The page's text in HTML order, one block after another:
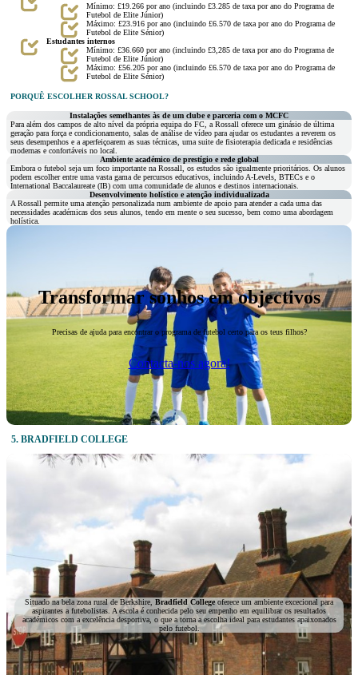
Mínimo: £19.266 por ano (incluindo £3.285 de taxa por ano do Programa de
Futebol de Elite Júnior)
Máximo: £23.916 por ano (incluindo £6.570 de taxa por ano do Programa de
Futebol de Elite Sénior)
Estudantes internos
Mínimo: £36.660 por ano (incluindo £3,285 de taxa por ano do Programa de
Futebol de Elite Júnior)
Máximo: £56.205 por ano (incluindo £6.570 de taxa por ano do Programa de
Futebol de Elite Sénior)
PORQUÊ ESCOLHER ROSSAL SCHOOL?
Instalações semelhantes às de um clube e parceria com o MCFC
Para além dos campos de alto nível da própria equipa do FC, a Rossall oferece um ginásio de última
geração para força e condicionamento, salas de análise de vídeo para ajudar os estudantes a reverem os
seus desempenhos e a aperfeiçoarem as suas técnicas, uma suite de fisioterapia dedicada e residências
modernas e confortáveis no local.
Ambiente académico de prestígio e rede global
Embora o futebol seja um foco importante na Rossall, os estudos são igualmente prioritários. Os alunos
podem escolher entre uma vasta gama de percursos educativos, incluindo A-Levels, BTECs e o
International Baccalaureate (IB) com uma comunidade de alunos e destinos internacionais.
Desenvolvimento holístico e atenção individualizada
A Rossall permite uma atenção personalizada num ambiente de apoio para atender a cada uma das
necessidades académicas dos seus alunos, tendo em mente o seu sucesso, bem como uma abordagem
holística.
Transformar sonhos em objectivos
Precisas de ajuda para encontrar o programa de futebol certo para os teus filhos?
Contacta-nos agora!
5. BRADFIELD COLLEGE
Situado na bela zona rural de Berkshire, Bradfield Collegeoferece um ambiente excecional para
aspirantes a futebolistas. A escola é conhecida pelo seu empenho em equilibrar os resultados
académicos com a excelência desportiva, o que a torna a escolha ideal para estudantes apaixonados
pelo futebol.